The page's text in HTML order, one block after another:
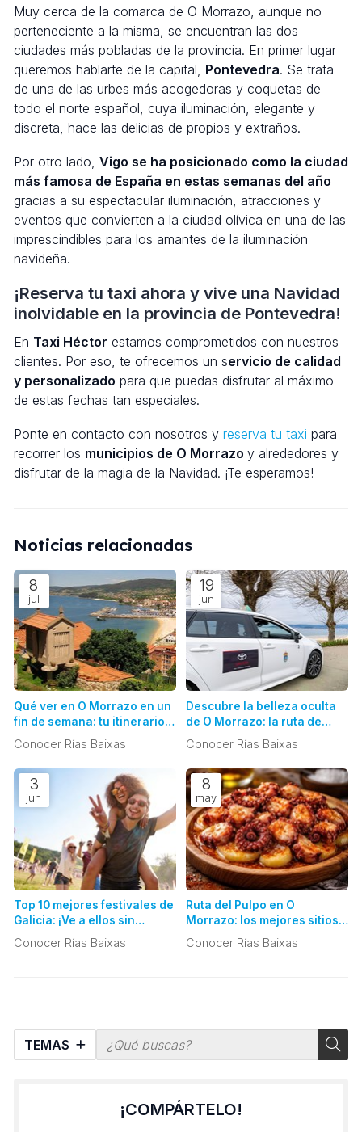
TEMAS
Muy cerca de la comarca de O Morrazo, aunque no
perteneciente a la misma, se encuentran las dos
ciudades más pobladas de la provincia. En primer lugar
queremos hablarte de la capital, Pontevedra. Se trata
de una de las urbes más acogedoras y coquetas de
todo el norte español, cuya iluminación, elegante y
discreta, hace las delicias de propios y extraños.
Por otro lado, Vigo se ha posicionado como la ciudad
más famosa de España en estas semanas del año
gracias a su espectacular iluminación, atracciones y
eventos que convierten a la ciudad olívica en una de las
imprescindibles para los amantes de la iluminación
navideña.
¡Reserva tu taxi ahora y vive una Navidad
inolvidable en la provincia de Pontevedra!
En Taxi Héctor estamos comprometidos con nuestros
clientes. Por eso, te ofrecemos un servicio de calidad
y personalizado para que puedas disfrutar al máximo
de estas fechas tan especiales.
Ponte en contacto con nosotros yreserva tu taxi para
recorrer los municipios de O Morrazo y alrededores y
disfrutar de la magia de la Navidad. ¡Te esperamos!
Noticias relacionadas
8
jul
Qué ver en O Morrazo en un
fin de semana: tu itinerario
perfecto y sin
preocupaciones
Conocer Rías Baixas
19
jun
Descubre la belleza oculta
de O Morrazo: la ruta de
playas imprescindibles en
un día
Conocer Rías Baixas
3
jun
Top 10 mejores festivales de
Galicia: ¡Ve a ellos sin
problemas de aparcamiento
con nuestro taxi!
Conocer Rías Baixas
8
may
Ruta del Pulpo en O
Morrazo: los mejores sitios
para probar el "Polbo á
Feira", ¡y olvídate de
Conocer Rías Baixas
¡COMPÁRTELO!